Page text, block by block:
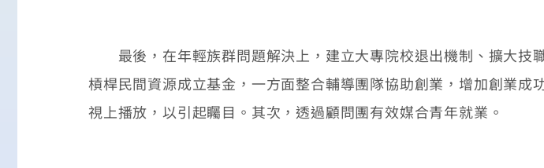
最後，在年輕族群問題解決上，建立大專院校退出機制、擴大技
槓桿民間資源成立基金，一方面整合輔導團隊協助創業，增加創業
視上播放，以引起矚目。其次，透過顧問團有效媒合青年就業。